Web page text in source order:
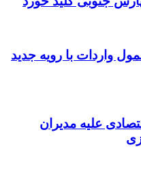
واردات با رویه جدید
علیه مدیران